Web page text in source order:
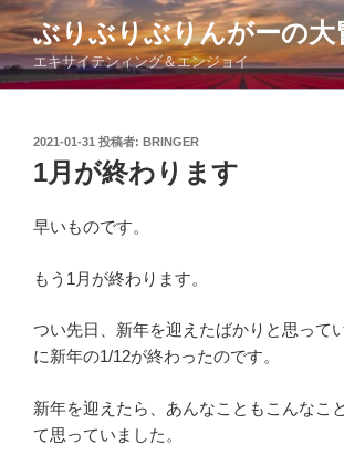
コ
ン
テ
ン
ぶりぶりぶりんがーの大
エキサイテンィング＆エンジョイ
投
稿
日:
2021-01-31 投稿者: BRINGER
1月が終わります
早いものです。
もう1月が終わります。
つい先日、新年を迎えたばかりと思って
に新年の1/12が終わったのです。
新年を迎えたら、あんなこともこんなこ
て思っていました。